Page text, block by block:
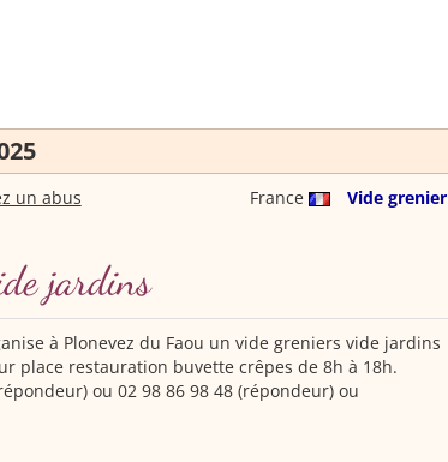
France Vide grenier
un abus
jardins
à Plonevez du Faou un vide greniers vide jardins
place restauration buvette crêpes de 8h à 18h.
ou 02 98 86 98 48 (répondeur) ou